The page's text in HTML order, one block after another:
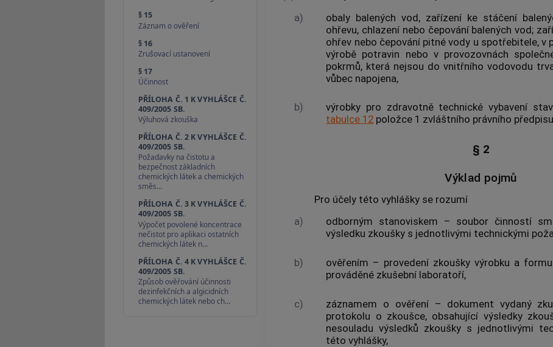
§ 15
Záznam o ověření
§ 16
Zrušovací ustanovení
§ 17
Účinnost
PŘÍLOHA Č. 1 K VYHLÁŠCE Č.
409/2005 SB.
Výluhová zkouška
PŘÍLOHA Č. 2 K VYHLÁŠCE Č.
409/2005 SB.
Požadavky na čistotu a
bezpečnost základních
chemických látek a chemických
směs…
PŘÍLOHA Č. 3 K VYHLÁŠCE Č.
409/2005 SB.
Výpočet povolené koncentrace
nečistot pro aplikaci ostatních
chemických látek n…
PŘÍLOHA Č. 4 K VYHLÁŠCE Č.
409/2005 SB.
Způsob ověřování účinnosti
dezinfekčních a algicidních
chemických látek nebo ch…
a)
obaly balených vod, zařízení ke stáčení
ohřevu, chlazení nebo čepování balených vod;
ohřev nebo čepování pitné vody u spotřebitele, v
výrobě potravin nebo v provozovnách
pokrmů, která nejsou do vnitřního vodovodu
vůbec napojena,
b) výrobky pro zdravotně technické vybavení
tabulce 12 položce 1 zvláštního právního
§ 2
Výklad pojmů
Pro účely této vyhlášky se rozumí
a)
odborným stanoviskem – soubor činností
výsledku zkoušky s jednotlivými technickými
b) ověřením – provedení zkoušky výrobku a
prováděné zkušební laboratoří,
c) záznamem o ověření – dokument vydaný
protokolu o zkoušce, obsahující výsledky
nesouladu výsledků zkoušky s jednotlivými
této vyhlášky,